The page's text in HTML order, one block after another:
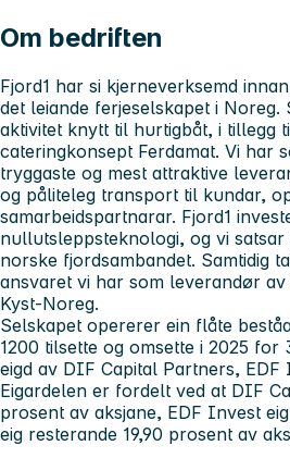
Om bedriften
Fjord1 har si kjerneverksemd
det leiande ferjeselskapet i Noreg.
aktivitet knytt til hurtigbåt, i tillegg
cateringkonsept Ferdamat. Vi har
tryggaste og mest attraktive
og påliteleg transport til kundar,
samarbeidspartnarar. Fjord1
nullutsleppsteknologi, og vi
norske fjordsambandet. Samtidig
ansvaret vi har som leverandør
Kyst-Noreg.
Selskapet opererer ein flåte
1200 tilsette og omsette i 2025 for
eigd av DIF Capital Partners, EDF
Eigardelen er fordelt ved at DIF
prosent av aksjane, EDF Invest
eig resterande 19,90 prosent av